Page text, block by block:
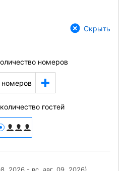
Скрыть
номеров
номеров
гостей